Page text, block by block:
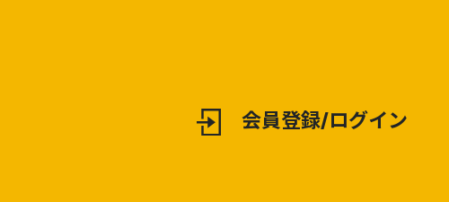
会員登録/ログイン